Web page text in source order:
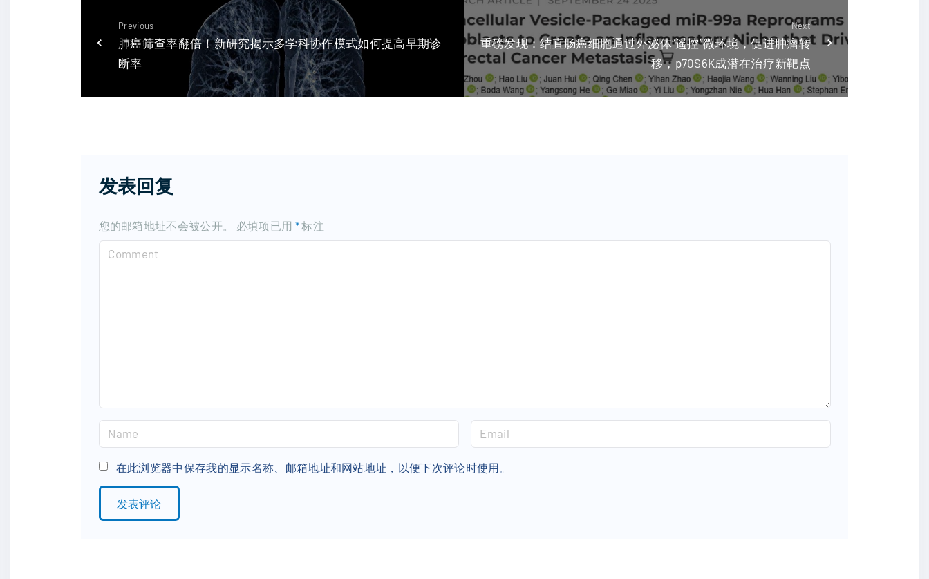
Previous
肺癌筛查率翻倍！新研究揭示多学科协作模式如何提高早期诊
断率
Next
重磅发现：结直肠癌细胞通过外泌体“遥控”微环境，促进肿瘤转
移，p70S6K成潜在治疗新靶点
发表回复
您的邮箱地址不会被公开。 必填项已用 *标注
a
m
e
m
a
在此浏览器中保存我的显示名称、邮箱地址和网站地址，以便下次评论时使用。